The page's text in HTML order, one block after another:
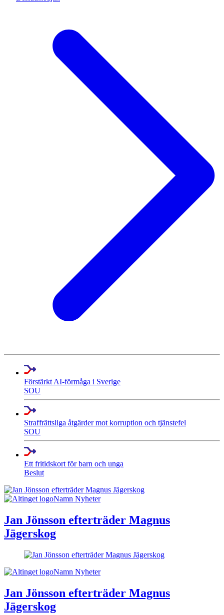
Förstärkt AI-förmåga i Sverige
SOU
Straffrättsliga åtgärder mot korruption och tjänstefel
SOU
Ett fritidskort för barn och unga
Beslut
Namn Nyheter
Jan Jönsson efterträder Magnus
Jägerskog
Namn Nyheter
Jan Jönsson efterträder Magnus
Jägerskog